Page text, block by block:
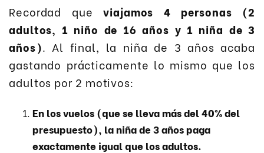
Recordad queviajamos 4 personas (2
adultos, 1 niño de 16 años y 1 niña de 3
años). Al final, la niña de 3 años acaba
gastando prácticamente lo mismo que los
adultos por 2 motivos:
En los vuelos (que se lleva más del 40% del
presupuesto), la niña de 3 años paga
exactamente igual que los adultos.